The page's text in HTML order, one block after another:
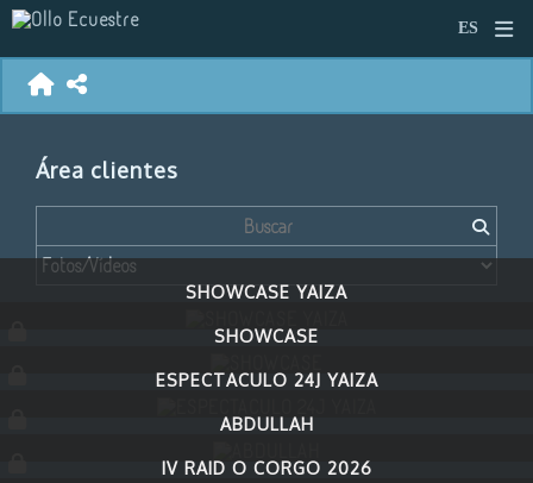
Área clientes
SHOWCASE YAIZA
SHOWCASE
ESPECTACULO 24J YAIZA
ABDULLAH
IV RAID O CORGO 2026